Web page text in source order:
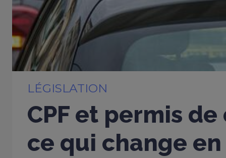
LÉGISLATION
CPF et permis
ce qui change